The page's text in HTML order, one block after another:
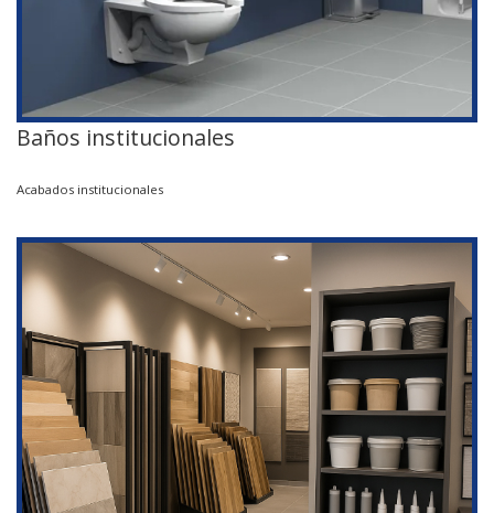
Baños institucionales
Acabados institucionales